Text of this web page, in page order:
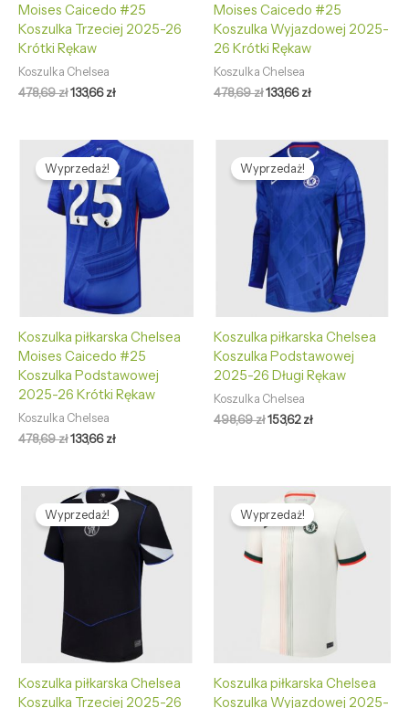
Moises Caicedo #25
Koszulka Trzeciej 2025-26
Krótki Rękaw
Koszulka Chelsea
478,69zł133,66zł
Moises Caicedo #25
Koszulka Wyjazdowej 2025-
26 Krótki Rękaw
Koszulka Chelsea
478,69zł133,66zł
Wyprzedaż!
Koszulka piłkarska Chelsea
Moises Caicedo #25
Koszulka Podstawowej
2025-26 Krótki Rękaw
Koszulka Chelsea
478,69zł
Pierwotna
cena
wynosiła:
478,69 zł.
133,66zł
Aktualna
cena
wynosi:
133,66 zł.
Wyprzedaż!
Koszulka piłkarska Chelsea
Koszulka Podstawowej
2025-26 Długi Rękaw
Koszulka Chelsea
498,69zł
Pierwotna
cena
wynosiła:
498,69 zł.
153,62zł
Aktualna
cena
wynosi:
153,62 zł.
Wyprzedaż!
Koszulka piłkarska Chelsea
Koszulka Trzeciej 2025-26
Pierwotna
cena
wynosiła:
478,69 zł.
Aktualna
cena
wynosi:
133,66 zł.
Wyprzedaż!
Koszulka piłkarska Chelsea
Koszulka Wyjazdowej 2025-
Pierwotna
cena
wynosiła:
478,69 zł.
Aktualna
cena
wynosi:
133,66 zł.